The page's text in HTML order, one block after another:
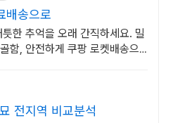
배송으로
한 추억을 오래 간직하세요. 밀
함, 안전하게 쿠팡 로켓배송으
전지역 비교분석